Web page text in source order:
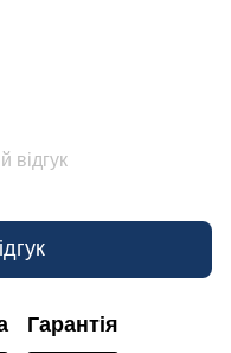
відгук
Гарантія